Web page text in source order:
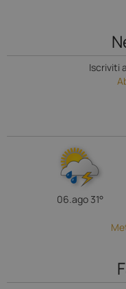
Iscriviti
06.ago 31°